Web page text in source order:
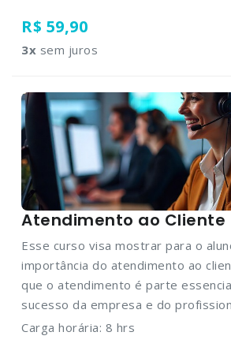
R$ 59,90
3x sem juros
Atendimento ao Cliente
Esse curso visa mostrar para o
importância do atendimento ao
que o atendimento é parte
sucesso da empresa e do
Carga horária: 8 hrs